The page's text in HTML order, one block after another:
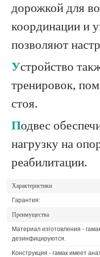
дорожкой для
координации и
позволяют
Устройство также идеально подходит для проведения подготовительных
тренировок,
стоя.
Подвес обеспечивает частичную или полную разгрузку веса тела, снижая
нагрузку на
реабилитации.
Характеристики
Гарантия:
Преимущества
Материал изготовления -
дезинфицируются.
Конструкция - гамак имеет